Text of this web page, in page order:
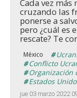
jue 03 marzo 2022
Cada vez
cruzando las
ponerse a
pero ¿cuál es
rescate? Te
México
Conflicto
Organización
Estados